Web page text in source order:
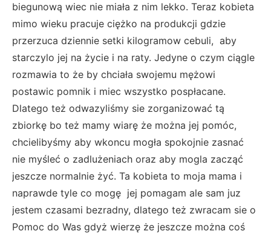
biegunową wiec nie miała z nim lekko. Teraz kobieta
mimo wieku pracuje ciężko na produkcji gdzie
przerzuca dziennie setki kilogramow cebuli, aby
starczylo jej na życie i na raty. Jedyne o czym ciągle
rozmawia to że by chciała swojemu mężowi
postawic pomnik i miec wszystko pospłacane.
Dlatego też odwazyliśmy sie zorganizować tą
zbiorkę bo też mamy wiarę że można jej pomóc,
chcielibyśmy aby wkoncu mogła spokojnie zasnać
nie myśleć o zadlużeniach oraz aby mogla zacząć
jeszcze normalnie żyć. Ta kobieta to moja mama i
naprawde tyle co mogę jej pomagam ale sam juz
jestem czasami bezradny, dlatego też zwracam sie o
Pomoc do Was gdyż wierzę że jeszcze można coś